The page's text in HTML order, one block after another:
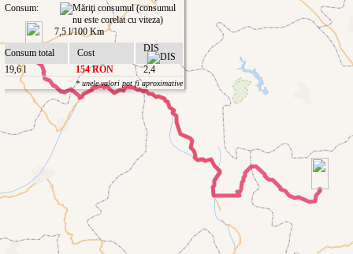
Consum:
7,5 l/100 Km
Consum total
Cost
DIS
19,6 l
154 RON 2,4
* unele valori pot fi aproximative